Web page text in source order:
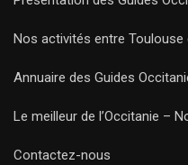
Nos activités entre
Annuaire des Guides
Le meilleur de l’Occitanie –
Contactez-nous